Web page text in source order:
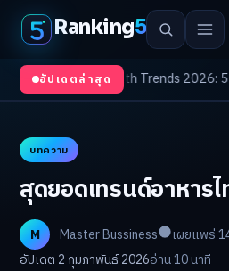
Ranking5
อัปเดตล่าสุด
/Health Trends 2026: 5 เรื่องเกี่ยว
บทความ
สุดยอดเทรนด์อาหาร
M Master Bussiness
เผยแพร่
อัปเดต 2 กุมภาพันธ์ 2026อ่าน 10 นาที